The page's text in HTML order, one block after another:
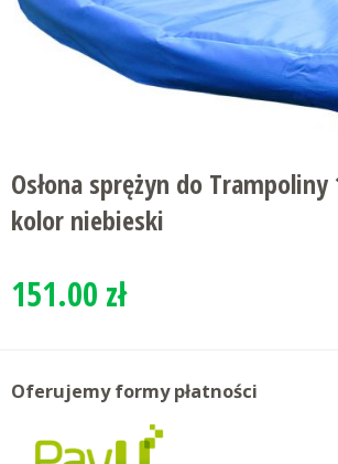
Osłona sprężyn do
kolor niebieski
151.00 zł
Oferujemy formy płatności